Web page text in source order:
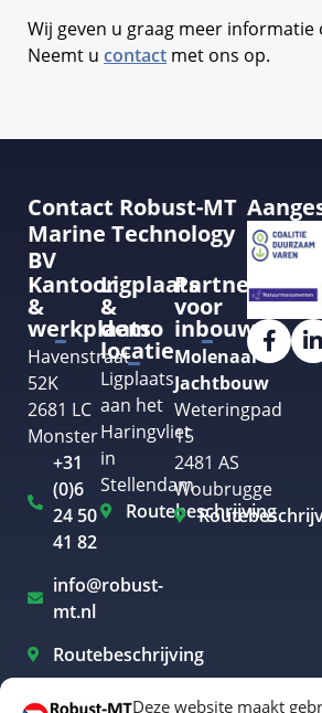
Deze website maakt
Wij geven u graag meer
Neemt u contact met ons op.
Contact Robust-MT
Marine Technology
BV
Kantoor
&
werkplaats
Havenstraat
52K
2681 LC
Monster
+31
(0)6
24 50
41 82
info@robust-
mt.nl
Routebeschrijving
Ligplaats
&
demo
locatie
Ligplaats
aan het
Haringvliet
in
Stellendam
Routebeschrijving
Partner
voor
inbouw
Molenaar
Jachtbouw
Weteringpad
15
2481 AS
Woubrugge